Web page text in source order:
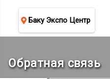
Баку Экспо Центр
Обратная связь